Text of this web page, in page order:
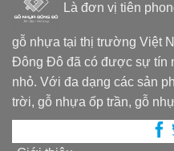
Là đơn vị tiên
gỗ nhựa tại thị trường Việt
Đông Đô đã có được sự tín
nhỏ. Với đa dạng các sản
trời, gỗ nhựa ốp trần, gỗ